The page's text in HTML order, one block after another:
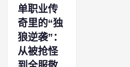
单职业传
奇里的“独
狼逆袭”：
从被抢怪